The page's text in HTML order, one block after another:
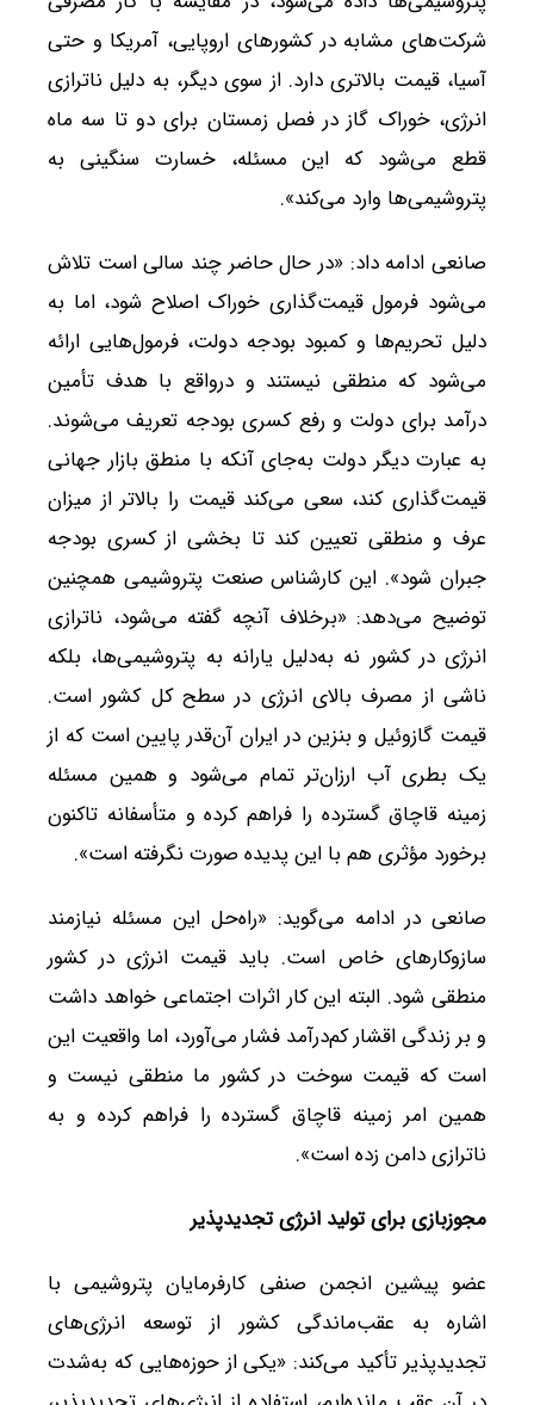
شرکت‌های مشابه در کشورهای اروپایی، آمریکا و حتی
آسیا، قیمت بالاتری دارد. از سوی دیگر، به دلیل ناترازی
انرژی، خوراک گاز در فصل زمستان برای دو تا سه ماه
قطع می‌شود که این مسئله، خسارت سنگینی به
پتروشیمی‌ها وارد می‌کند».
صانعی ادامه داد: «در حال حاضر چند سالی است تلاش
می‌شود فرمول قیمت‌گذاری خوراک اصلاح شود، اما به
دلیل تحریم‌ها و کمبود بودجه دولت، فرمول‌هایی ارائه
می‌شود که منطقی نیستند و درواقع با هدف تأمین
درآمد برای دولت و رفع کسری بودجه تعریف می‌شوند.
به عبارت دیگر دولت به‌جای آنکه با منطق بازار جهانی
قیمت‌گذاری کند، سعی می‌کند قیمت را بالاتر از میزان
عرف و منطقی تعیین کند تا بخشی از کسری بودجه
جبران شود». این کارشناس صنعت پتروشیمی همچنین
توضیح می‌دهد: «برخلاف آنچه گفته می‌شود، ناترازی
انرژی در کشور نه به‌دلیل یارانه به پتروشیمی‌ها، بلکه
ناشی از مصرف بالای انرژی در سطح کل کشور است.
قیمت گازوئیل و بنزین در ایران آن‌قدر پایین است که از
یک بطری آب ارزان‌تر تمام می‌شود و همین مسئله
زمینه قاچاق گسترده را فراهم کرده و متأسفانه تاکنون
برخورد مؤثری هم با این پدیده صورت نگرفته است».
صانعی در ادامه می‌گوید: «راه‌حل این مسئله نیازمند
سازوکارهای خاص است. باید قیمت انرژی در کشور
منطقی شود. البته این کار اثرات اجتماعی خواهد داشت
و بر زندگی اقشار کم‌درآمد فشار می‌آورد، اما واقعیت این
است که قیمت سوخت در کشور ما منطقی نیست و
همین امر زمینه قاچاق گسترده را فراهم کرده و به
ناترازی دامن زده است».
مجوزبازی برای تولید انرژی تجدیدپذیر
عضو پیشین انجمن صنفی کارفرمایان پتروشیمی با
اشاره به عقب‌ماندگی کشور از توسعه انرژی‌های
تجدیدپذیر تأکید می‌کند: «یکی از حوزه‌هایی که به‌شدت